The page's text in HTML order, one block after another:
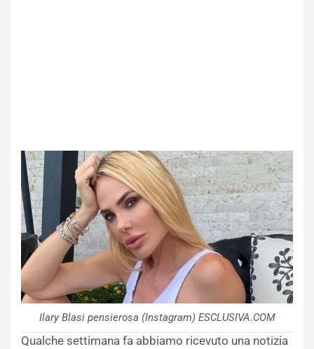
Ilary Blasi pensierosa (Instagram) ESCLUSIVA.COM
Qualche settimana fa abbiamo ricevuto una notizia